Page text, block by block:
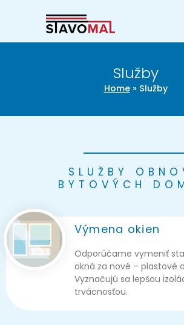
Služby
Home» Služby
SLUŽBY
BYTOVÝCH
Výmena okien
Odporúčame vymeniť
okná za nové – plastové
Vyznačujú sa lepšou
trvácnosťou.